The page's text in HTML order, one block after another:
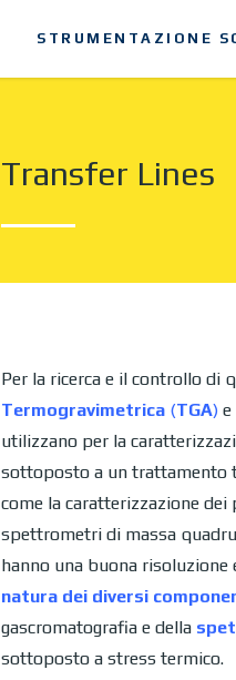
STRUMENTAZIONE
Transfer Lines
Per la ricerca e il controllo di
Termogravimetrica (TGA) e
utilizzano per la
sottoposto a un trattamento
come la caratterizzazione
spettrometri di massa
hanno una buona risoluzione
natura dei diversi
gascromatografia e della
sottoposto a stress termico.